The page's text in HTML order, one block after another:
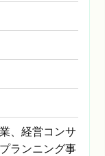
、経営コンサ
ランニング事